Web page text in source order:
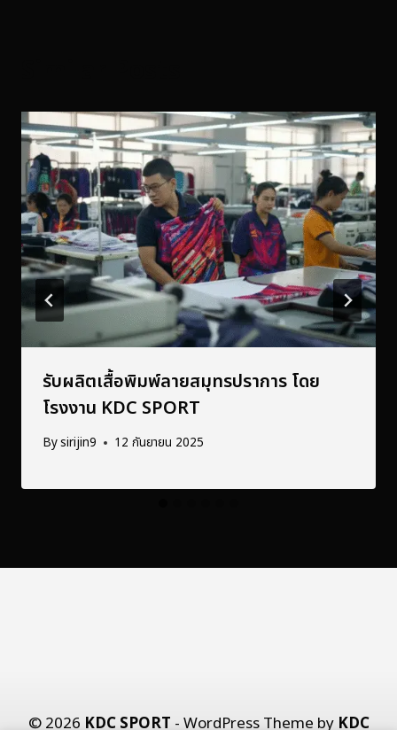
รับผลิตเสื้อพิมพ์ลายสมุทรปราการ โดย
โรงงาน KDC SPORT
Bysirijin9 12 กันยายน 2025
© 2026 KDC SPORT - WordPress Theme by KDC